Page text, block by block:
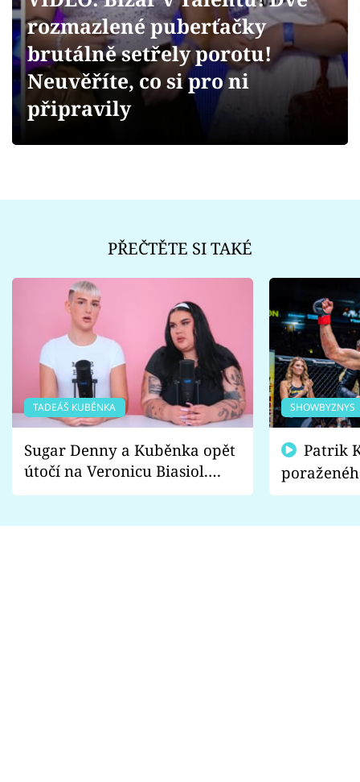
Videa
Sledujte prima+
rozmazlené puberťačky
brutálně setřely porotu!
Neuvěříte, co si pro ni
připravily
PŘEČTĚTE SI TAKÉ
TADEÁŠ KUBĚNKA
Sugar Denny a Kuběnka opět
útočí na Veronicu Biasiol.
Proč je podle nich falešná a
SHOWBYZNYS
fanoušci